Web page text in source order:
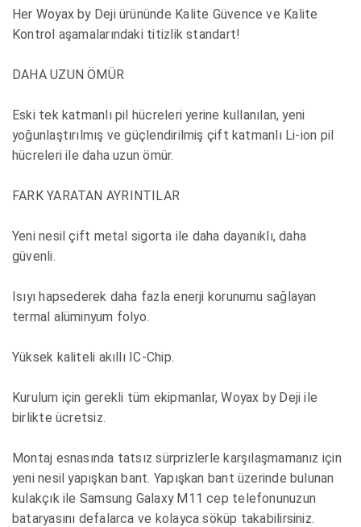
Her Woyax by Deji ürününde Kalite Güvence ve Kalite
Kontrol aşamalarındaki titizlik standart!
DAHA UZUN ÖMÜR
Eski tek katmanlı pil hücreleri yerine kullanılan, yeni
yoğunlaştırılmış ve güçlendirilmiş çift katmanlı Li-ion pil
hücreleri ile daha uzun ömür.
FARK YARATAN AYRINTILAR
Yeni nesil çift metal sigorta ile daha dayanıklı, daha
güvenli.
Isıyı hapsederek daha fazla enerji korunumu sağlayan
termal alüminyum folyo.
Yüksek kaliteli akıllı IC-Chip.
Kurulum için gerekli tüm ekipmanlar, Woyax by Deji ile
birlikte ücretsiz.
Montaj esnasında tatsız sürprizlerle karşılaşmamanız için
yeni nesil yapışkan bant. Yapışkan bant üzerinde bulunan
kulakçık ile Samsung Galaxy M11 cep telefonunuzun
bataryasını defalarca ve kolayca söküp takabilirsiniz.